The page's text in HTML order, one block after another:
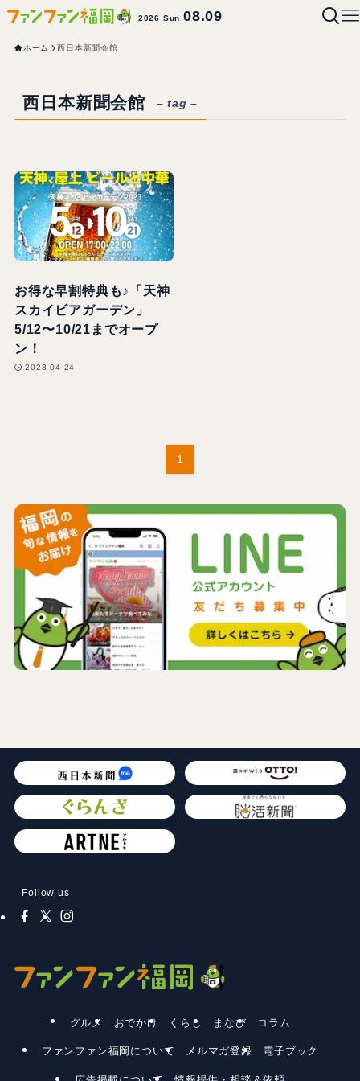
2026 Sun08.09
ホーム 西日本新聞会館
西日本新聞会館 – tag –
お得な早割特典も♪「天神
スカイビアガーデン」
5/12〜10/21までオープ
ン！
2023-04-24
1
Follow us
グルメ おでかけ くらし まなび コラム
ファンファン福岡について メルマガ登録 電子ブック